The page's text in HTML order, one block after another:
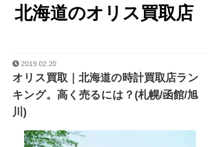
北海道のオリス買取店
2019.02.20
オリス買取｜北海道の時計買取店ラン
キング。高く売るには？(札幌/函館/旭
川)